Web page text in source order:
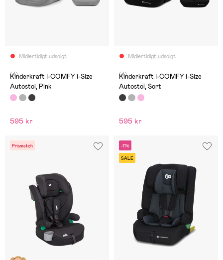
Midlertidigt udsolgt
(3)
Kinderkraft I-COMFY i-Size
Autostol, Pink
595 kr
Midlertidigt udsolgt
(3)
Kinderkraft I-COMFY i-Size
Autostol, Sort
595 kr
Prismatch -11%
SALE